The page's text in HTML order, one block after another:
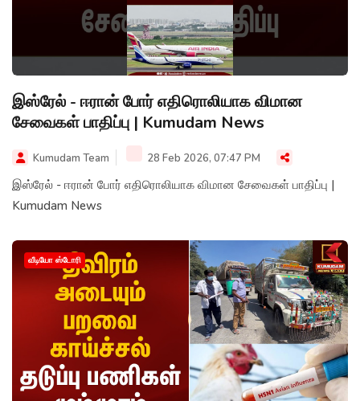
இஸ்ரேல் - ஈரான் போர் எதிரொலியாக விமான
சேவைகள் பாதிப்பு | Kumudam News
Kumudam Team 28 Feb 2026, 07:47 PM
இஸ்ரேல் - ஈரான் போர் எதிரொலியாக விமான சேவைகள் பாதிப்பு |
Kumudam News
வீடியோ ஸ்டோரி